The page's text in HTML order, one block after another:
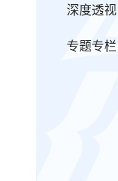
深度透视
专题专栏